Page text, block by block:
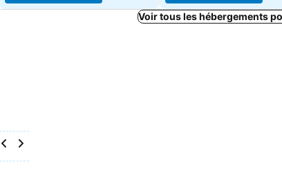
Voir tous les hébergements